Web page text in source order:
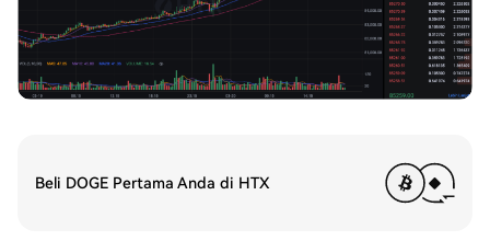
Beli DOGE Pertama Anda di HTX